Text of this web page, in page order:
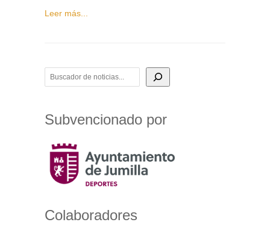
Leer más...
BUSCADOR DE NOTICIAS
Subvencionado por
Colaboradores